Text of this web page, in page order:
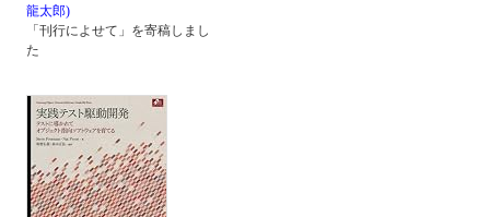
龍太郎)
「刊行によせて」を寄稿しまし
た